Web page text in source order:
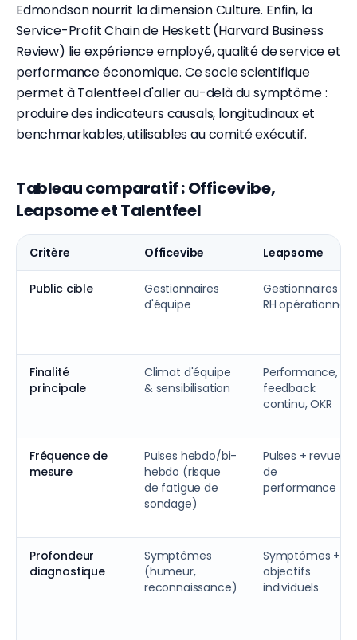
Edmondson nourrit la dimension Culture. Enfin, la
Service-Profit Chain de Heskett (Harvard Business
Review) lie expérience employé, qualité de service et
performance économique. Ce socle scientifique
permet à Talentfeel d'aller au-delà du symptôme :
produire des indicateurs causals, longitudinaux et
benchmarkables, utilisables au comité exécutif.
Tableau comparatif : Officevibe,
Leapsome et Talentfeel
Critère Officevibe Leapsome
Public cible
Gestionnaires
d'équipe
Gestionnaires &
RH opérationnel
Finalité
principale
Climat d'équipe
& sensibilisation
Performance,
feedback
continu, OKR
Fréquence de
mesure
Pulses hebdo/bi-
hebdo (risque
de fatigue de
sondage)
Pulses + revues
de
performance
Profondeur
diagnostique
Symptômes
(humeur,
reconnaissance)
Symptômes +
objectifs
individuels